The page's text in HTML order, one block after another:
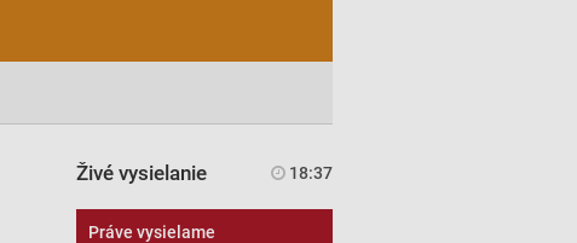
Živé vysielanie 18:37
Práve vysielame